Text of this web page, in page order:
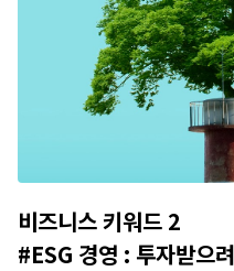
비즈니스 키워드 2
#ESG 경영 : 투자받으